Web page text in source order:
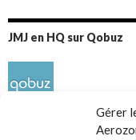
Gérer
JMJ en HQ sur Qobuz